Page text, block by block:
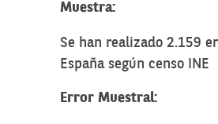
Muestra:
Se han realizado 2.159
España según censo INE
Error Muestral: